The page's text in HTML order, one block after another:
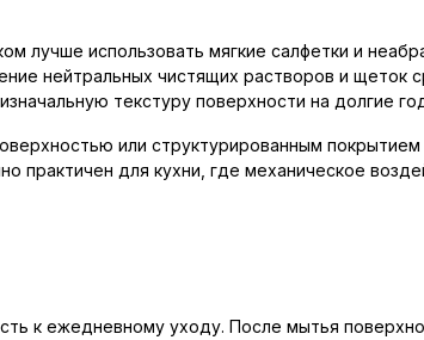
лучше использовать мягкие салфетки и
нейтральных чистящих растворов и щеток
текстуру поверхности на долгие
или структурированным покрытием
практичен для кухни, где механическое
к ежедневному уходу. После мытья